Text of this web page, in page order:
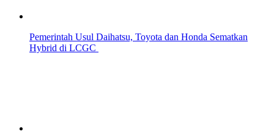
Pemerintah Usul Daihatsu, Toyota dan Honda Sematkan
Hybrid di LCGC